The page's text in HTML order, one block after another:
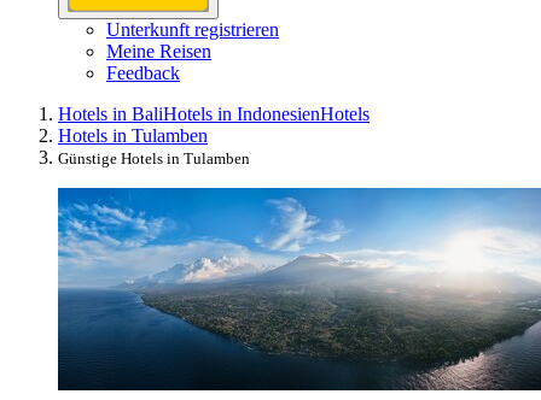
Unterkunft registrieren
Meine Reisen
Feedback
Hotels in BaliHotels in IndonesienHotels
Hotels in Tulamben
Günstige Hotels in Tulamben